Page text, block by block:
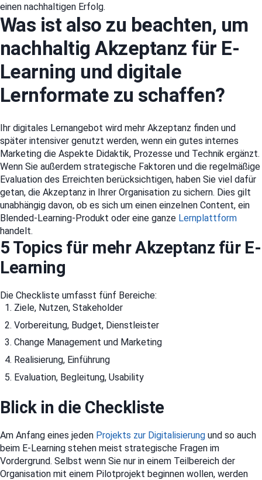
einen nachhaltigen Erfolg.
Was ist also zu beachten, um
nachhaltig Akzeptanz für E-
Learning und digitale
Lernformate zu schaffen?
Ihr digitales Lernangebot wird mehr Akzeptanz finden und
später intensiver genutzt werden, wenn ein gutes internes
Marketing die Aspekte Didaktik, Prozesse und Technik ergänzt.
Wenn Sie außerdem strategische Faktoren und die regelmäßige
Evaluation des Erreichten berücksichtigen, haben Sie viel dafür
getan, die Akzeptanz in Ihrer Organisation zu sichern. Dies gilt
unabhängig davon, ob es sich um einen einzelnen Content, ein
Blended-Learning-Produkt oder eine ganze Lernplattform
handelt.
5 Topics für mehr Akzeptanz für E-
Learning
Die Checkliste umfasst fünf Bereiche:
Ziele, Nutzen, Stakeholder
Vorbereitung, Budget, Dienstleister
Change Management und Marketing
Realisierung, Einführung
Evaluation, Begleitung, Usability
Blick in die Checkliste
Am Anfang eines jeden Projekts zur Digitalisierung und so auch
beim E-Learning stehen meist strategische Fragen im
Vordergrund. Selbst wenn Sie nur in einem Teilbereich der
Organisation mit einem Pilotprojekt beginnen wollen, werden